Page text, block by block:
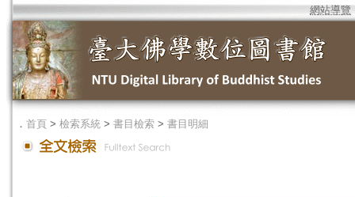
網站導覽
． 首頁 > 檢索系統 > 書目檢索 > 書目明細